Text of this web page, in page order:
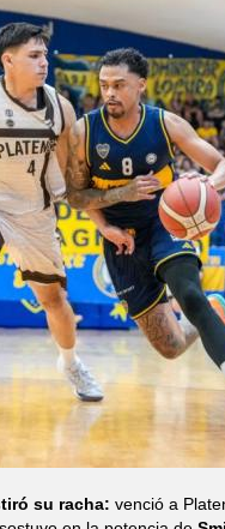
su racha: venció a